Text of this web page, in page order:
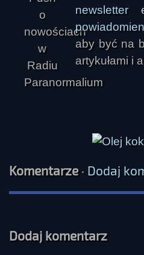
newsletter
aby być na
artykułami i
Komentarze· Dodaj
Dodaj komentarz